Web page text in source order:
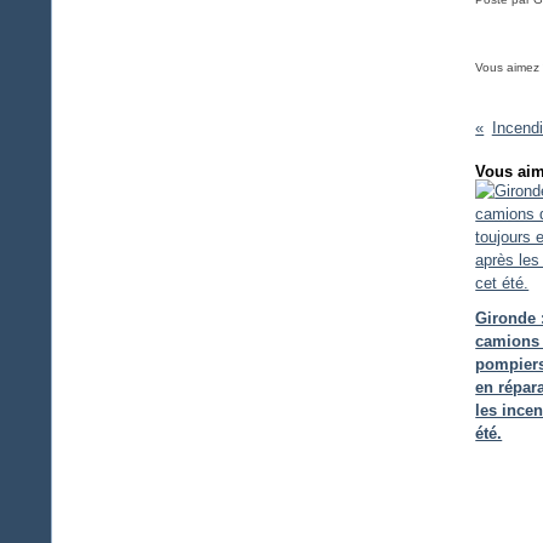
Vous aimez
Vous
Gironde
camions
en
les
été.